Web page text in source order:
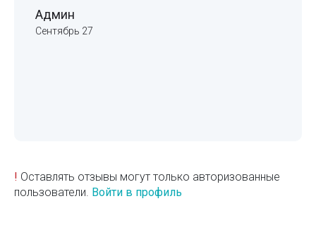
Админ
Сентябрь 27
! Оставлять отзывы могут только авторизованные
пользователи. Войти в профиль